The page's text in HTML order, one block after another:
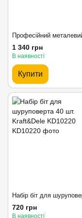
1 340 грн
В наявності
Купити
720 грн
В наявності